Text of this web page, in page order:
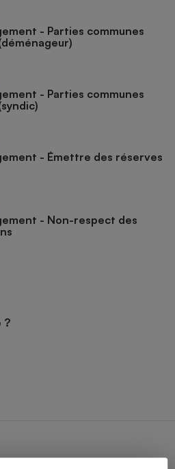
- Parties communes
- Parties communes
- Émettre des réserves
- Non-respect des
?